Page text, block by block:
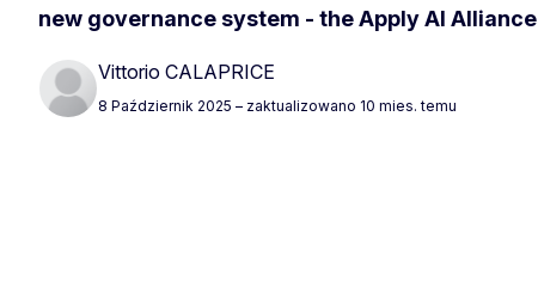
new governance system - the Apply AI Alliance
Vittorio CALAPRICE
8 Październik 2025 – zaktualizowano 10 mies. temu